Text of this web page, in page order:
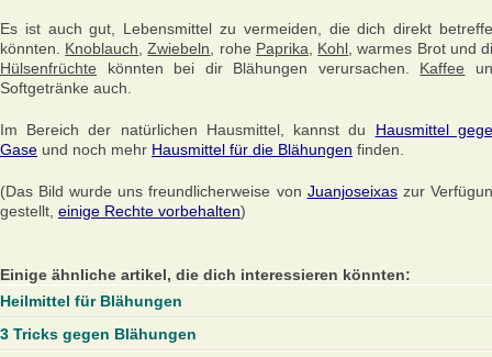
Es ist auch gut, Lebensmittel zu vermeiden, die dich direkt
könnten. Knoblauch ,Zwiebeln , rohe Paprika Kohl , warmes Brot und
Hülsenfrüchte könnten bei dir Blähungen verursachen. Kaffee
Softgetränke auch.
Im Bereich der natürlichen Hausmittel, kannst du Hausmittel
Gase und noch mehr Hausmittel für die Blähungen finden.
(Das Bild wurde uns freundlicherweise von Juanjoseixaszur
gestellt, einige Rechte vorbehalten)
Einige ähnliche artikel, die dich interessieren könnten:
Heilmittel für Blähungen
3 Tricks gegen Blähungen